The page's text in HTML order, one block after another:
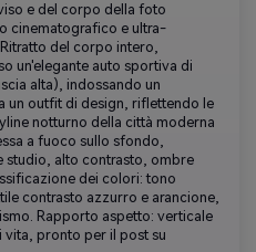
e del corpo della foto
cinematografico e ultra-
del corpo intero,
un'elegante auto sportiva di
alta), indossando un
un outfit di design, riflettendo le
notturno della città moderna
a fuoco sullo sfondo,
studio, alto contrasto, ombre
dei colori: tono
contrasto azzurro e arancione,
Rapporto aspetto: verticale
vita, pronto per il post su